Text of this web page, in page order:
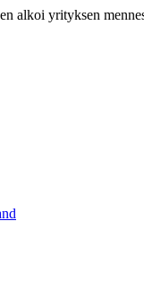
alkoi yrityksen